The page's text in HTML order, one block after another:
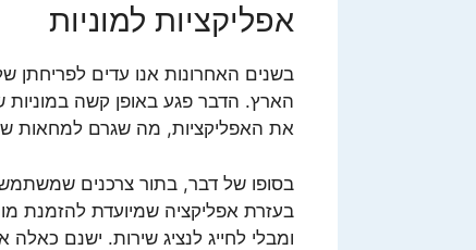
אפליקציות למוניות
בשנים האחרונות אנו עדים לפריחתן
הארץ. הדבר פגע באופן קשה
את האפליקציות, מה שגרם למחאות של
בסופו של דבר, בתור צרכנים
בעזרת אפליקציה שמיועדת להזמנת
ומבלי לחייג לנציג שירות. ישנם